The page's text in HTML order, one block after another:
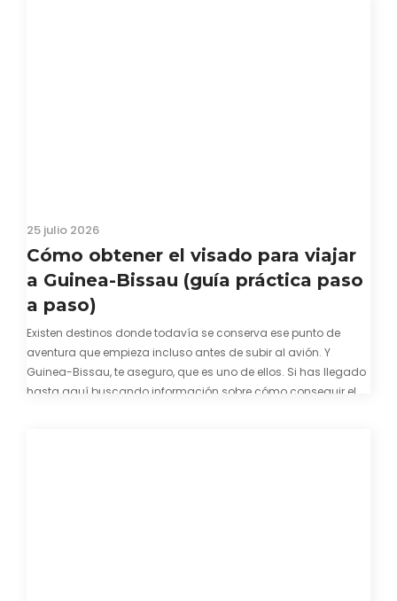
25 julio 2026
Cómo obtener el visado para viajar
a Guinea-Bissau (guía práctica paso
a paso)
Existen destinos donde todavía se conserva ese punto de
aventura que empieza incluso antes de subir al avión. Y
Guinea-Bissau, te aseguro, que es uno de ellos. Si has llegado
hasta aquí buscando información sobre cómo conseguir el